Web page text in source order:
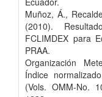
Muñoz, Á.,
(2010).
FCLIMDEX para
PRAA.
Organización
Índice
(Vols. OMM-No.